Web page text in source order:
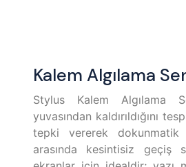
Kalem Algılama
Stylus Kalem Algılama
yuvasından kaldırıldığını
tepki vererek
arasında kesintisiz geçiş